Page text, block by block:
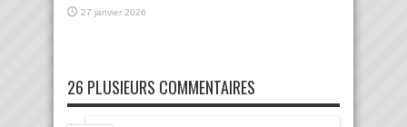
27 janvier 2026
26 PLUSIEURS COMMENTAIRES